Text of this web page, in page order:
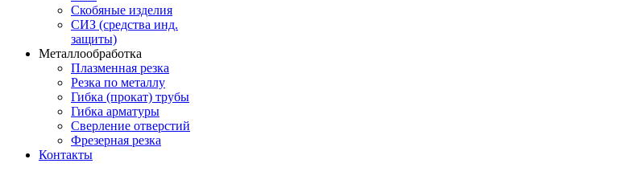
Скобяные изделия
СИЗ (средства инд.
защиты)
Металлообработка
Плазменная резка
Резка по металлу
Гибка (прокат) трубы
Гибка арматуры
Сверление отверстий
Фрезерная резка
Контакты